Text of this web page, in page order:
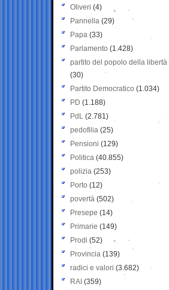
Oliveri (4)
Pannella (29)
Papa (33)
Parlamento (1.428)
partito del popolo della libertà
(30)
Partito Democratico (1.034)
PD (1.188)
PdL (2.781)
pedofilia (25)
Pensioni (129)
Politica (40.855)
polizia (253)
Porto (12)
povertà (502)
Presepe (14)
Primarie (149)
Prodi (52)
Provincia (139)
radici e valori (3.682)
RAI (359)